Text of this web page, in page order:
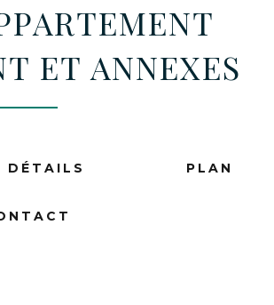
ET ANNEXES
DÉTAILS PLAN